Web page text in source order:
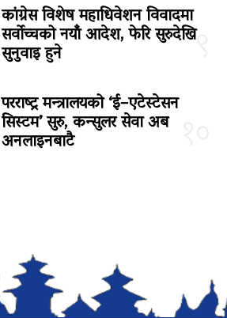
९
कांग्रेस विशेष महाधिवेशन विवादमा
सर्वोच्चको नयाँ आदेश, फेरि सुरुदेखि
सुनुवाइ हुने
परराष्ट्र मन्त्रालयको ‘ई–एटेस्टेसन
सिस्टम’ सुरु, कन्सुलर सेवा अब
अनलाइनबाटै